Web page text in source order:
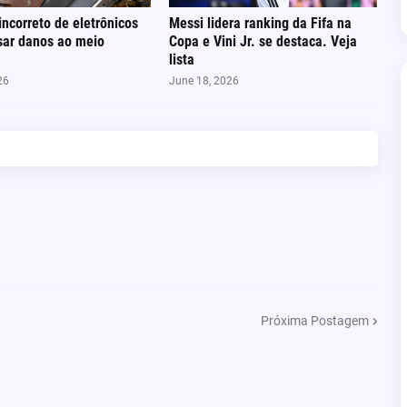
de eletrônicos
danos ao meio
Messi lidera ranking da Fifa na
Copa e Vini Jr. se destaca. Veja
lista
June 18, 2026
Próxima Postagem